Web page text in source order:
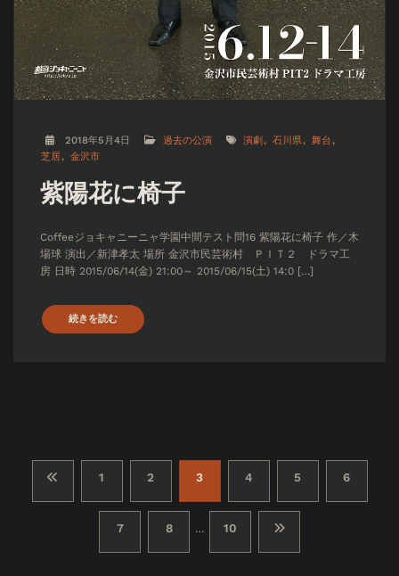
2018年5月4日 過去の公演 演劇 石川県
舞台
芝居
金沢市
紫陽花に椅子
Coffeeジョキャニーニャ学園中間テスト問16 紫陽花に椅子 作／木
場球 演出／新津孝太 場所 金沢市民芸術村 ＰＩＴ２ ドラマ工
房 日時 2015/06/14(金) 21:00～ 2015/06/15(土) 14:0 […]
続きを読む
投
稿
1 2 3 4 5 6
7 8 … 10